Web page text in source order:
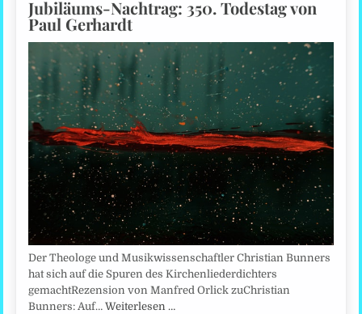
Jubiläums-Nachtrag: 350. Todestag von
Paul Gerhardt
Der Theologe und Musikwissenschaftler Christian Bunners
hat sich auf die Spuren des Kirchenliederdichters
gemachtRezension von Manfred Orlick zuChristian
Bunners: Auf…Weiterlesen …